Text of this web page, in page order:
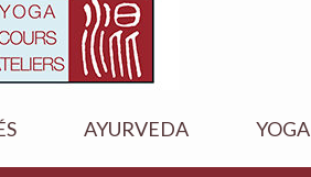
AYURVEDA YOGA